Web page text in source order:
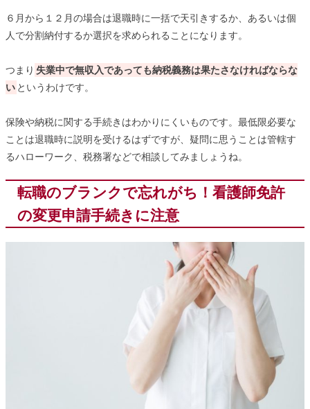
６月から１２月の場合は退職時に一括で天引きするか、あるいは個
人で分割納付するか選択を求められることになります。
つまり 失業中で無収入であっても納税義務は果たさなければならな
い というわけです。
保険や納税に関する手続きはわかりにくいものです。最低限必要な
ことは退職時に説明を受けるはずですが、疑問に思うことは管轄す
るハローワーク、税務署などで相談してみましょうね。
転職のブランクで忘れがち！看護師免許
の変更申請手続きに注意